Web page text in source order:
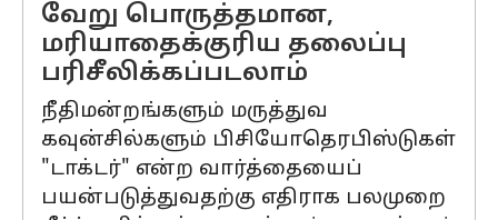
வேறு பொருத்தமான,
மரியாதைக்குரிய தலைப்பு
பரிசீலிக்கப்படலாம்
நீதிமன்றங்களும் மருத்துவ
கவுன்சில்களும் பிசியோதெரபிஸ்டுகள்
"டாக்டர்" என்ற வார்த்தையைப்
பயன்படுத்துவதற்கு எதிராக பலமுறை